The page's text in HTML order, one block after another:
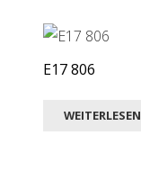
E17 806
WEITERLESEN